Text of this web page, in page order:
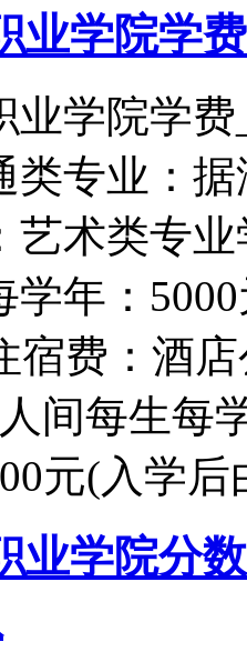
业学院学
业学院学
类专业：据
艺术类专
学年：
宿费：酒
间每生每
元(入学
业学院分